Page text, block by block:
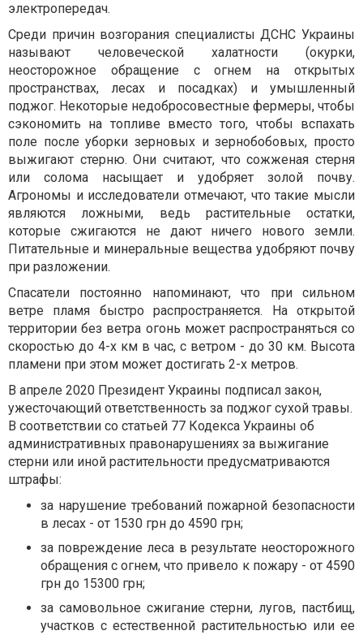
электропередач.
Среди причин возгорания специалисты ДСНС Украины
называют человеческой халатности (окурки,
неосторожное обращение с огнем на открытых
пространствах, лесах и посадках) и умышленный
поджог. Некоторые недобросовестные фермеры, чтобы
сэкономить на топливе вместо того, чтобы вспахать
поле после уборки зерновых и зернобобовых, просто
выжигают стерню. Они считают, что сожженая стерня
или солома насыщает и удобряет золой почву.
Агрономы и исследователи отмечают, что такие мысли
являются ложными, ведь растительные остатки,
которые сжигаются не дают ничего нового земли.
Питательные и минеральные вещества удобряют почву
при разложении.
Спасатели постоянно напоминают, что при сильном
ветре пламя быстро распространяется. На открытой
территории без ветра огонь может распространяться со
скоростью до 4-х км в час, с ветром - до 30 км. Высота
пламени при этом может достигать 2-х метров.
В апреле 2020 Президент Украины подписал закон,
ужесточающий ответственность за поджог cyxoй травы.
В соответствии со статьей 77 Кодекса Украины об
административных правонарушениях за выжигание
стерни или иной растительности предусматриваются
штрафы:
за нарушение требований пожарной безопасности
в лесах - от 1530 грн до 4590 грн;
за повреждение леса в результате неосторожного
обращения с огнем, что привело к пожару - от 4590
грн до 15300 грн;
за самовольное сжигание стерни, лугов, пастбищ,
участков с естественной растительностью или ее